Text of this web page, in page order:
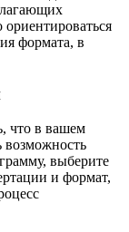
формата, в
что в вашем
возможность
выберите
и формат,